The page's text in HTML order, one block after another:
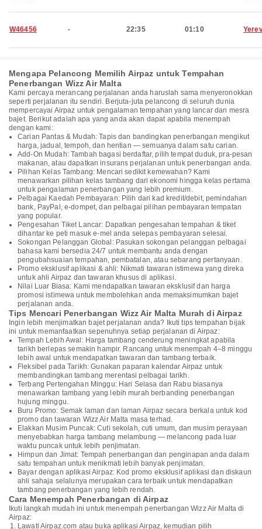
W46456 - 22:35 01:10
Mengapa Pelancong Memilih Airpaz untuk Tempahan
Penerbangan Wizz Air Malta
Kami percaya merancang perjalanan anda haruslah sama menyeronokkan
seperti perjalanan itu sendiri. Berjuta-juta pelancong di seluruh dunia
mempercayai Airpaz untuk pengalaman tempahan yang lancar dan mesra
bajet. Berikut adalah apa yang anda akan dapat apabila menempah
dengan kami:
Carian Pantas & Mudah: Tapis dan bandingkan penerbangan mengikut
harga, jadual, tempoh, dan hentian — semuanya dalam satu carian.
Add-On Mudah: Tambah bagasi berdaftar, pilih tempat duduk, pra-pesan
makanan, atau dapatkan insurans perjalanan untuk penerbangan anda.
Pilihan Kelas Tambang: Mencari sedikit kemewahan? Kami
menawarkan pilihan kelas tambang dari ekonomi hingga kelas pertama
untuk pengalaman penerbangan yang lebih premium.
Pelbagai Kaedah Pembayaran: Pilih dari kad kredit/debit, pemindahan
bank, PayPal, e-dompet, dan pelbagai pilihan pembayaran tempatan
yang popular.
Pengesahan Tiket Lancar: Dapatkan pengesahan tempahan & tiket
dihantar ke peti masuk e-mel anda selepas pembayaran selesai.
Sokongan Pelanggan Global: Pasukan sokongan pelanggan pelbagai
bahasa kami bersedia 24/7 untuk membantu anda dengan
pengubahsuaian tempahan, pembatalan, atau sebarang pertanyaan.
Promo eksklusif aplikasi & ahli: Nikmati tawaran istimewa yang direka
untuk ahli Airpaz dan tawaran khusus di aplikasi.
Nilai Luar Biasa: Kami mendapatkan tawaran eksklusif dan harga
promosi istimewa untuk membolehkan anda memaksimumkan bajet
perjalanan anda.
Tips Mencari Penerbangan Wizz Air Malta Murah di Airpaz
Ingin lebih menjimatkan bajet perjalanan anda? Ikuti tips tempahan bijak
ini untuk memanfaatkan sepenuhnya setiap perjalanan di Airpaz:
Tempah Lebih Awal: Harga tambang cenderung meningkat apabila
tarikh berlepas semakin hampir. Rancang untuk menempah 4–8 minggu
lebih awal untuk mendapatkan tawaran dan tambang terbaik.
Fleksibel pada Tarikh: Gunakan paparan kalendar Airpaz untuk
membandingkan tambang merentasi pelbagai tarikh.
Terbang Pertengahan Minggu: Hari Selasa dan Rabu biasanya
menawarkan tambang yang lebih murah berbanding penerbangan
hujung minggu.
Buru Promo: Semak laman dan laman Airpaz secara berkala untuk kod
promo dan tawaran Wizz Air Malta masa terhad.
Elakkan Musim Puncak: Cuti sekolah, cuti umum, dan musim perayaan
menyebabkan harga tambang melambung — melancong pada luar
waktu puncak untuk lebih penjimatan.
Himpun dan Jimat: Tempah penerbangan dan penginapan anda dalam
satu tempahan untuk menikmati lebih banyak penjimatan.
Bayar dengan aplikasi Airpaz: Kod promo eksklusif aplikasi dan diskaun
ahli sahaja selalunya merupakan cara terbaik untuk mendapatkan
tambang penerbangan yang lebih rendah.
Cara Menempah Penerbangan di Airpaz
Ikuti langkah mudah ini untuk menempah penerbangan Wizz Air Malta di
Airpaz:
Lawati Airpaz.com atau buka aplikasi Airpaz, kemudian pilih